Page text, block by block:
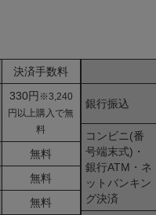
決済手数料
330円 ※3,240
円以上購入で無
料
無料
無料
無料
銀行振込
コンビニ(番
号端末式)・
銀行ATM・ネ
ットバンキン
グ決済